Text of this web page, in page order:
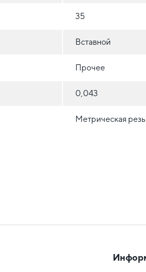
35
Вставной
Прочее
0,043
Метрическая